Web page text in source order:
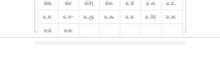
௰௬
௰௭ ௰௮ ௰௯ ௨௰ ௨௧
௨௨
௨௩
௨௪ ௨௫ ௨௬ ௨௭ ௨௮
௨௯
௩௰
௩௧